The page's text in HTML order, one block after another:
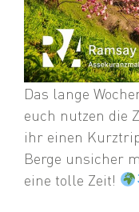
Das lange
euch nutzen die
ihr einen
Berge unsicher
eine tolle Zeit!